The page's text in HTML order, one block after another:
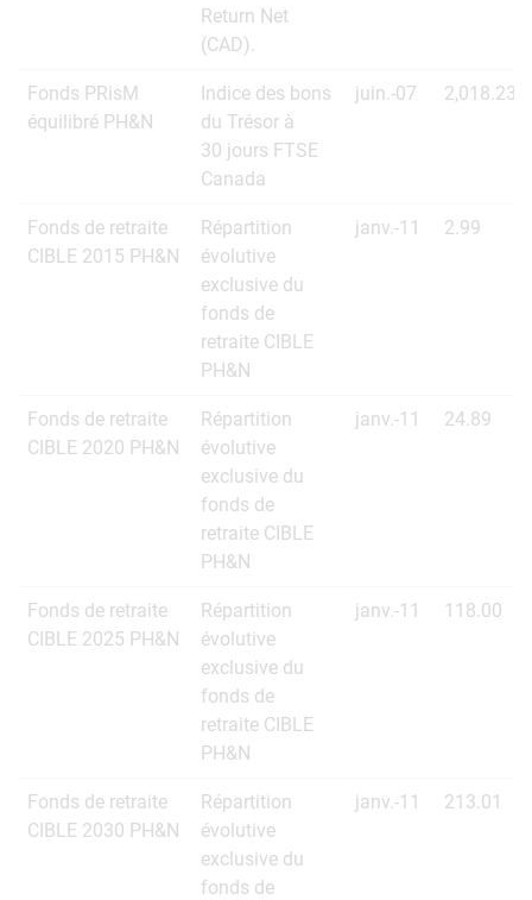
Return Net
(CAD).
Fonds PRisM
équilibré PH&N
Indice des bons
du Trésor à
30 jours FTSE
Canada
juin.-07 2,018.23
Fonds de retraite
CIBLE 2015 PH&N
Répartition
évolutive
exclusive du
fonds de
retraite CIBLE
PH&N
janv.-11 2.99
Fonds de retraite
CIBLE 2020 PH&N
Répartition
évolutive
exclusive du
fonds de
retraite CIBLE
PH&N
janv.-11 24.89
Fonds de retraite
CIBLE 2025 PH&N
Répartition
évolutive
exclusive du
fonds de
retraite CIBLE
PH&N
janv.-11 118.00
Fonds de retraite
CIBLE 2030 PH&N
Répartition
évolutive
exclusive du
fonds de
janv.-11 213.01